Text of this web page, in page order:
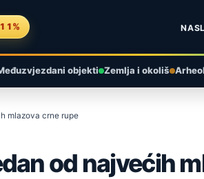
11%
objekti Zemlja i okoliš
mlazova crne rupe
od najvećih